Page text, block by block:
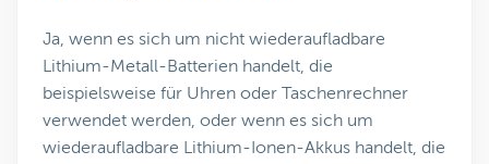
Ja, wenn es sich um nicht wiederaufladbare
Lithium-Metall-Batterien handelt, die
beispielsweise für Uhren oder Taschenrechner
verwendet werden, oder wenn es sich um
wiederaufladbare Lithium-Ionen-Akkus handelt, die